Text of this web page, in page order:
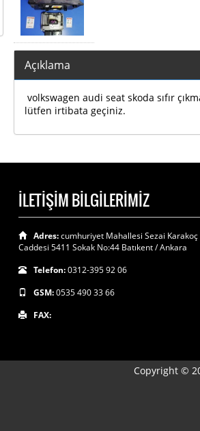
Açıklama
volkswagen audi seat skoda sıfır
lütfen irtibata geçiniz.
İLETİŞİM BİLGİLERİMİZ
Adres:cumhuriyet Mahallesi Sezai Karakoç
Caddesi 5411 Sokak No:44 Batıkent / Ankara
Telefon:0312-395 92 06
GSM:0535 490 33 66
FAX:
Copyright ©